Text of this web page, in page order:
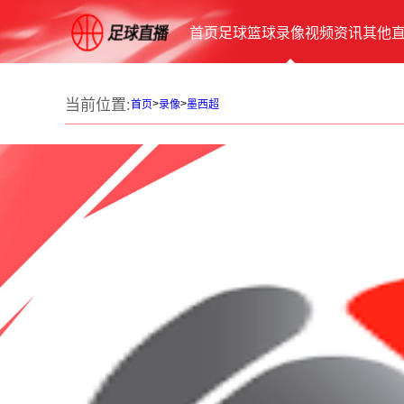
首页足球篮球录像视频资讯其他
当前位置:首页>录像>墨西超